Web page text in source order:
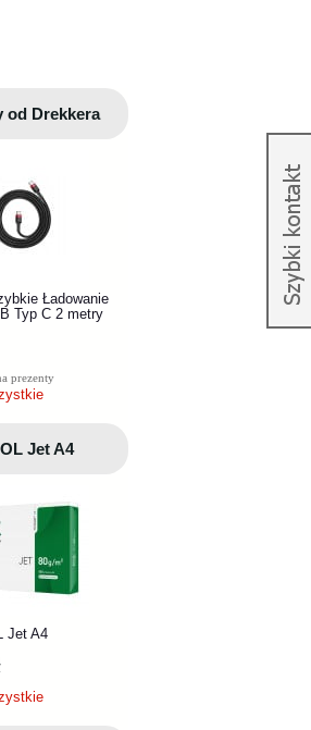
od Drekkera
Ładowanie
Typ C 2 metry
prezenty
Jet A4
Jet A4